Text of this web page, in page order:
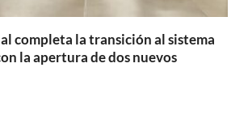
completa la transición al sistema
la apertura de dos nuevos